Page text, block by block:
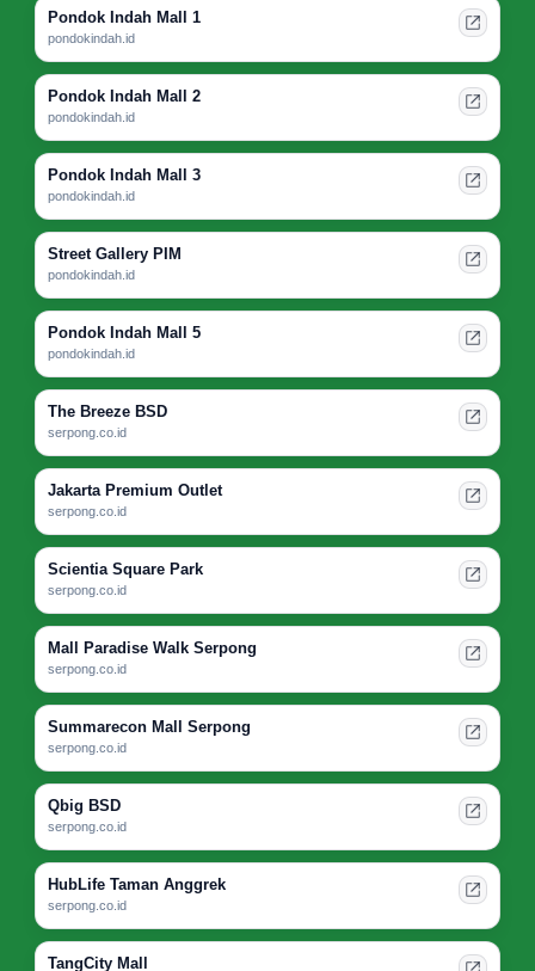
Pondok Indah Mall 1
pondokindah.id
Pondok Indah Mall 2
pondokindah.id
Pondok Indah Mall 3
pondokindah.id
Street Gallery PIM
pondokindah.id
Pondok Indah Mall 5
pondokindah.id
The Breeze BSD
serpong.co.id
Jakarta Premium Outlet
serpong.co.id
Scientia Square Park
serpong.co.id
Mall Paradise Walk Serpong
serpong.co.id
Summarecon Mall Serpong
serpong.co.id
Qbig BSD
serpong.co.id
HubLife Taman Anggrek
serpong.co.id
TangCity Mall